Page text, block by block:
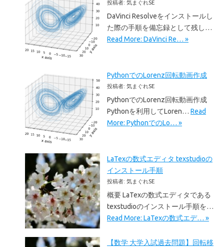
投稿者: 気まぐれSE
DaVinci Resolveをインストールし
た際の手順を備忘録として残し…
Read More: DaVinci Re… »
PythonでのLorenz回転動画作成
投稿者: 気まぐれSE
PythonでのLorenz回転動画作成
Pythonを利用してLoren… Read
More: PythonでのLo… »
LaTexの数式エディタ texstudioの
インストール手順
投稿者: 気まぐれSE
概要 LaTexの数式エディタである
texstudioのインストール手順を…
Read More: LaTexの数式エデ… »
【数学 大学入試過去問題】回転移